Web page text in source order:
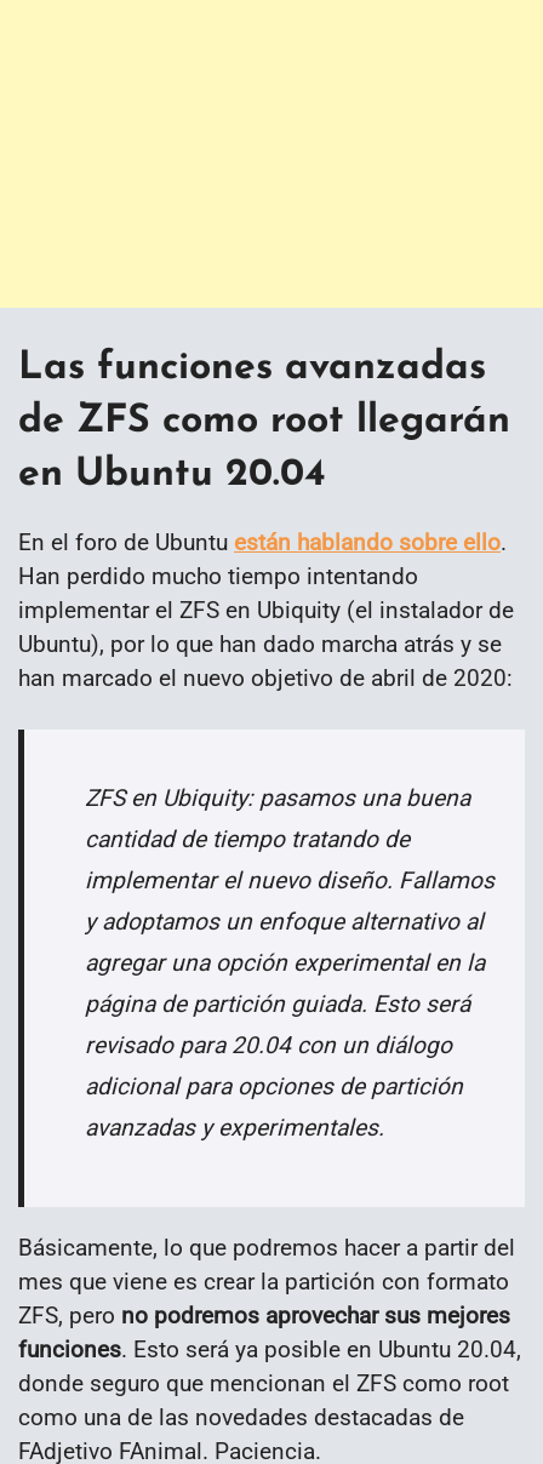
Las funciones avanzadas
de ZFS como root llegarán
en Ubuntu 20.04
En el foro de Ubuntu están hablando sobre ello.
Han perdido mucho tiempo intentando
implementar el ZFS en Ubiquity (el instalador de
Ubuntu), por lo que han dado marcha atrás y se
han marcado el nuevo objetivo de abril de 2020:
ZFS en Ubiquity: pasamos una buena
cantidad de tiempo tratando de
implementar el nuevo diseño. Fallamos
y adoptamos un enfoque alternativo al
agregar una opción experimental en la
página de partición guiada. Esto será
revisado para 20.04 con un diálogo
adicional para opciones de partición
avanzadas y experimentales.
Básicamente, lo que podremos hacer a partir del
mes que viene es crear la partición con formato
ZFS, pero no podremos aprovechar sus mejores
funciones. Esto será ya posible en Ubuntu 20.04,
donde seguro que mencionan el ZFS como root
como una de las novedades destacadas de
FAdjetivo FAnimal. Paciencia.